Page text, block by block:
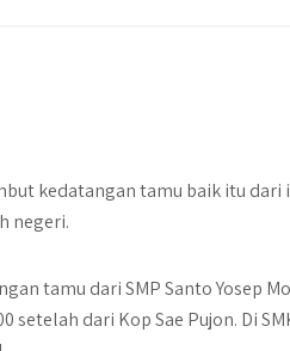
kedatangan tamu baik itu
negeri.
tamu dari SMP Santo Yosep
setelah dari Kop Sae Pujon. Di